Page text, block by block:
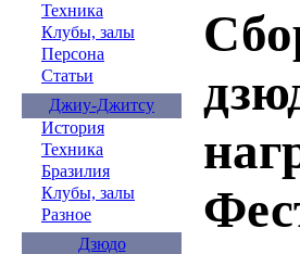
Техника
Клубы, залы
Персона
Статьи
Джиу-Джитсу
История
Техника
Бразилия
Клубы, залы
Разное
Дзюдо